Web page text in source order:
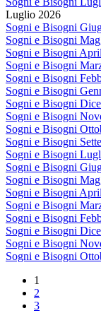
Luglio 2026
Sogni e Bisogni
Sogni e Bisogni
Sogni e Bisogni
Sogni e Bisogni
Sogni e Bisogni
Sogni e Bisogni
Sogni e Bisogni
Sogni e Bisogni
Sogni e Bisogni
Sogni e Bisogni
Sogni e Bisogni
Sogni e Bisogni
Sogni e Bisogni
Sogni e Bisogni
Sogni e Bisogni
Sogni e Bisogni
Sogni e Bisogni
Sogni e Bisogni
Sogni e Bisogni
1
2
3